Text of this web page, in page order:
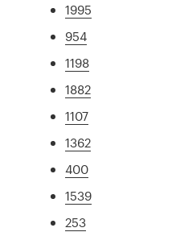
1995
954
1198
1882
1107
1362
400
1539
253